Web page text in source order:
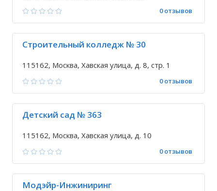
0 отзывов
Строительный колледж № 30
115162, Москва, Хавская улица, д. 8, стр. 1
0 отзывов
Детский сад № 363
115162, Москва, Хавская улица, д. 10
0 отзывов
Модэйр-Инжиниринг